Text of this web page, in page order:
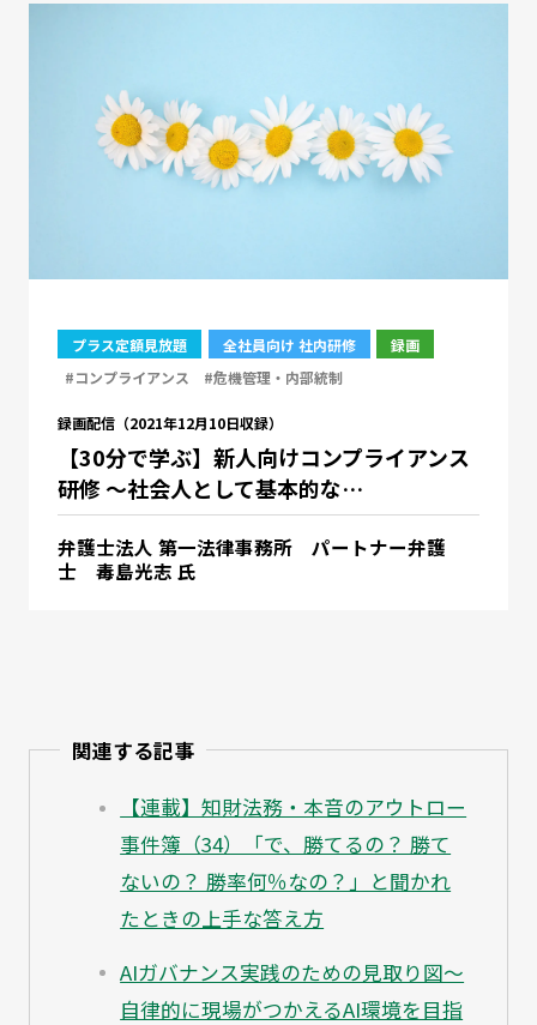
プラス定額見放題 全社員向け 社内研修
録画
#コンプライアンス
#危機管理・内部統制
録画配信（2021年12月10日収録）
【30分で学ぶ】新人向けコンプライアンス
研修 ～社会人として基本的な…
弁護士法人 第一法律事務所 パートナー弁護
士 毒島光志 氏
関連する記事
【連載】知財法務・本音のアウトロー
事件簿（34）「で、勝てるの？ 勝て
ないの？ 勝率何％なの？」と聞かれ
たときの上手な答え方
AIガバナンス実践のための見取り図～
自律的に現場がつかえるAI環境を目指